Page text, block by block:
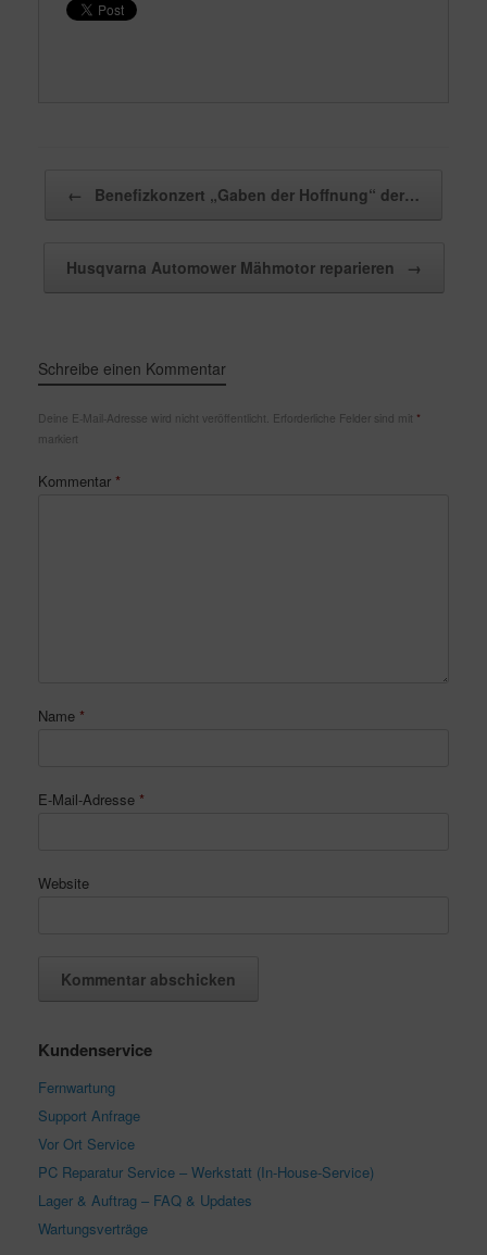
← Benefizkonzert „Gaben der Hoffnung“ der…
Husqvarna Automower Mähmotor reparieren →
Schreibe einen Kommentar
Deine E-Mail-Adresse wird nicht veröffentlicht. Erforderliche Felder sind mit *
markiert
Kommentar *
Name *
E-Mail-Adresse *
Website
Kundenservice
Fernwartung
Support Anfrage
Vor Ort Service
PC Reparatur Service – Werkstatt (In-House-Service)
Lager & Auftrag – FAQ & Updates
Wartungsverträge